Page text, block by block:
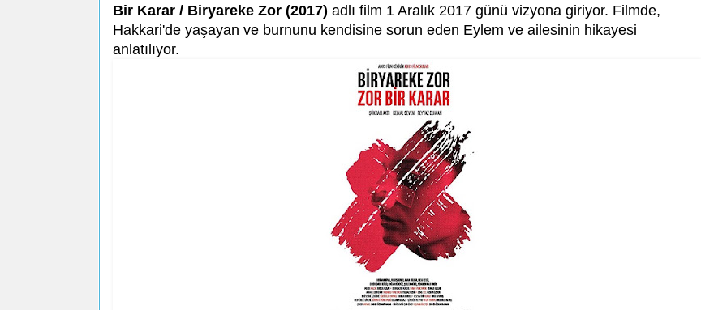
Bir Karar / Biryareke Zor (2017) adlı film 1 Aralık 2017 günü vizyona giriyor. Filmde,
Hakkari'de yaşayan ve burnunu kendisine sorun eden Eylem ve ailesinin hikayesi
anlatılıyor.